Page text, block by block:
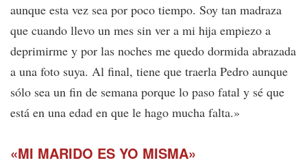
aunque esta vez sea por poco tiempo. Soy tan madraza
que cuando llevo un mes sin ver a mi hija empiezo a
deprimirme y por las noches me quedo dormida abrazada
a una foto suya. Al final, tiene que traerla Pedro aunque
sólo sea un fin de semana porque lo paso fatal y sé que
está en una edad en que le hago mucha falta.»
«MI MARIDO ES YO MISMA»